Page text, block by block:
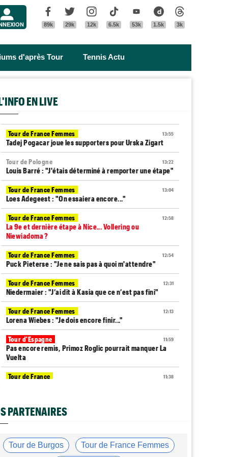
Facebook
89k
Twitter
29k
Instagram
12k
Tik Tok
6.5k
Youtube
53k
Dailymotion
1.5k 3k
d'après Tour Tennis Actu
EN LIVE
13:55
Tour de France Femmes
Tadej Pogacar joue les supporters pour Urska Zigart
13:22
Tour de Pologne
Louis Barré : "J'étais déterminé à remporter une étape"
13:04
Tour de France Femmes
Loes Adegeest : "On essaiera encore..."
12:58
Tour de France Femmes
La 9e et dernière étape à Nice... Vollering ou
Niewiadoma ?
12:54
Tour de France Femmes
Puck Pieterse : "Je ne sais pas à quoi m'attendre"
12:31
Tour de France Femmes
Niedermaier : "J’ai dit à Kasia que ce n’est pas fini"
12:13
Tour de France Femmes
Lorena Wiebes : "Je dois encore finir..."
11:59
Tour d'Espagne
Pas encore remis, Primoz Roglic pourrait manquer La
Vuelta
11:38
Tour de France
Média
Cyclism’Actu recrute rédacteurs… toutes les
11:13
Tour de France Femmes
PARTENAIRES
Tour de Burgos Tour de France Femmes